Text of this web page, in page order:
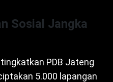
Sosial Jangka
PDB Jateng
5.000 lapangan